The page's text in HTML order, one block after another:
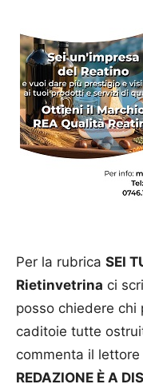
Per la rubrica SEI
Rietinvetrina ci
posso chiedere chi
caditoie tutte
commenta il
REDAZIONE È A